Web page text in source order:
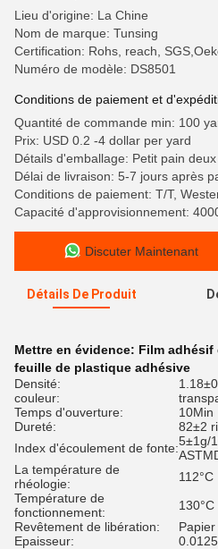
Lieu d'origine: La Chine
Nom de marque: Tunsing
Certification: Rohs, reach,
Numéro de modèle: DS8501
Conditions de paiement et
Quantité de commande min: 100
Prix: USD 0.2 -4 dollar per yard
Détails d'emballage: Petit pain
Délai de livraison: 5-7 jours après
Conditions de paiement: T/T,
Capacité d'approvisionnement:
Discuter Maintenant
Détails De Produit
Mettre en évidence: Film adhésif
feuille de plastique adhésive
Densité:
couleur:
Temps d'ouverture:
10Min
Dureté:
82±2
Index d'écoulement de fonte:5±1g/
La température de
rhéologie:
112°C
Température de
fonctionnement:
Revêtement de libération:
Epaisseur: